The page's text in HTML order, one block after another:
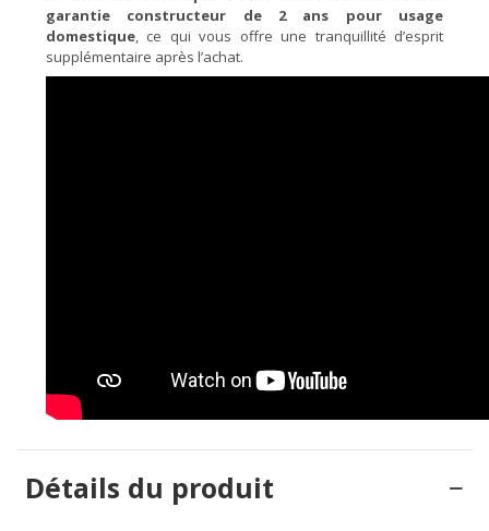
garantie constructeur de 2 ans pour usage
domestique, ce qui vous offre une tranquillité d’esprit
supplémentaire après l’achat.
Détails du produit